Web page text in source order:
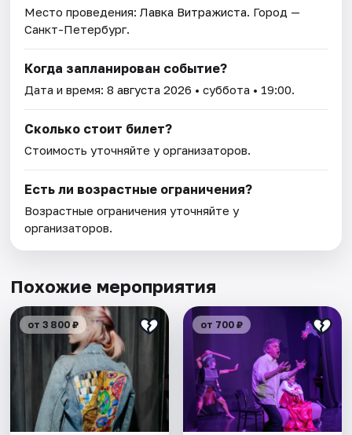
Место проведения:Лавка Витражиста. Город —
Санкт-Петербург.
Когда запланирован событие?
Дата и время:8 августа 2026 • суббота • 19:00.
Сколько стоит билет?
Стоимость уточняйте у организаторов.
Есть ли возрастные ограничения?
Возрастные ограничения уточняйте у
организаторов.
Похожие мероприятия
от 3 800 ₽ от 700 ₽